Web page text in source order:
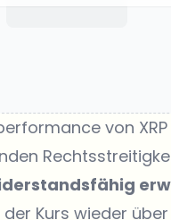
von XRP
Kurs wieder